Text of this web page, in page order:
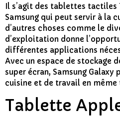
Il s’agit des tablettes tactiles
Samsung qui peut servir à la
d’autres choses comme le
d’exploitation donne
différentes applications
Avec un espace de stockage
super écran, Samsung Galaxy
cuisine et de travail en même
Tablette